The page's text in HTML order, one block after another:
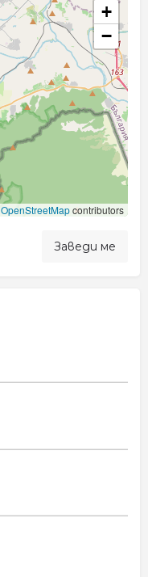
+
−
OpenStreetMapcontributors
Заведи ме